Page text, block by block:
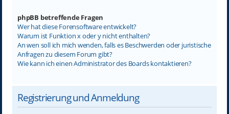
phpBB betreffende Fragen
Wer hat diese Forensoftware entwickelt?
Warum ist Funktion x oder y nicht enthalten?
An wen soll ich mich wenden, falls es Beschwerden oder juristische
Anfragen zu diesem Forum gibt?
Wie kann ich einen Administrator des Boards kontaktieren?
Registrierung und Anmeldung